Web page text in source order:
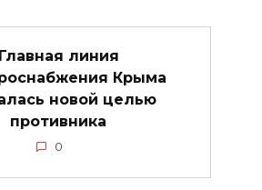
Главная линия
Крыма
новой целью
противника
0